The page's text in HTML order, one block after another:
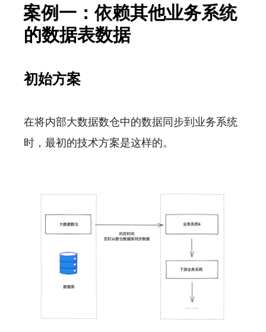
案例一：依赖其他业务系统
的数据表数据
初始方案
在将内部大数据数仓中的数据同步到业务系统
时，最初的技术方案是这样的。